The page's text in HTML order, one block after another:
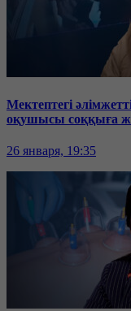
Мектептегі
оқушысы соққыға
26 января, 19:35